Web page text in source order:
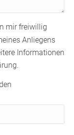
mir freiwillig
Anliegens
Informationen